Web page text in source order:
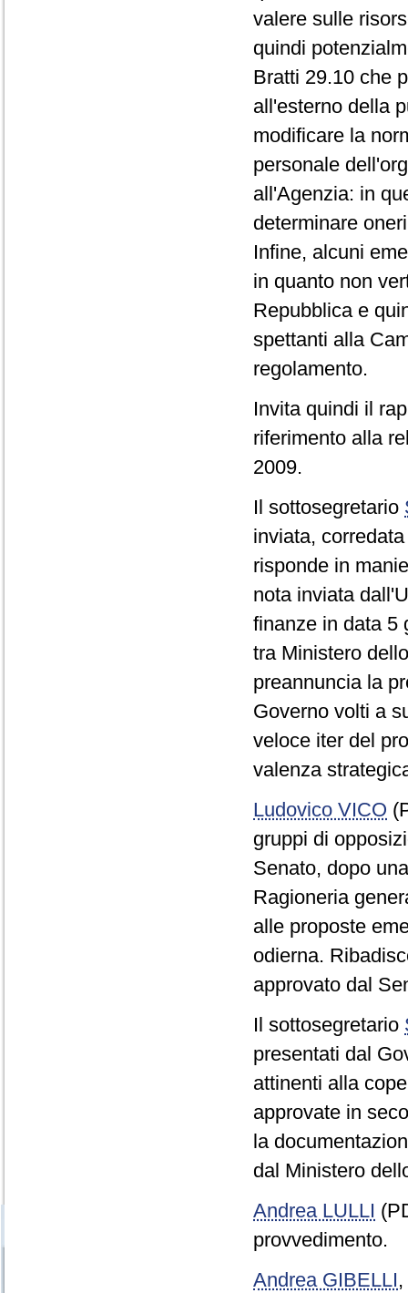
valere sulle
quindi
Bratti 29.10 che
all'esterno della
modificare la
personale
all'Agenzia: in
determinare
Infine, alcuni
in quanto non
Repubblica e
spettanti alla
regolamento.
Invita quindi il
riferimento alla
2009.
Il sottosegretario
inviata,
risponde in
nota inviata
finanze in data 5
tra Ministero
preannuncia la
Governo volti a
veloce iter del
valenza
Ludovico VICO
gruppi di
Senato, dopo
Ragioneria
alle proposte
odierna.
approvato dal
Il sottosegretario
presentati dal
attinenti alla
approvate in
la
dal Ministero
Andrea LULLI
provvedimento.
Andrea GIBELLI,